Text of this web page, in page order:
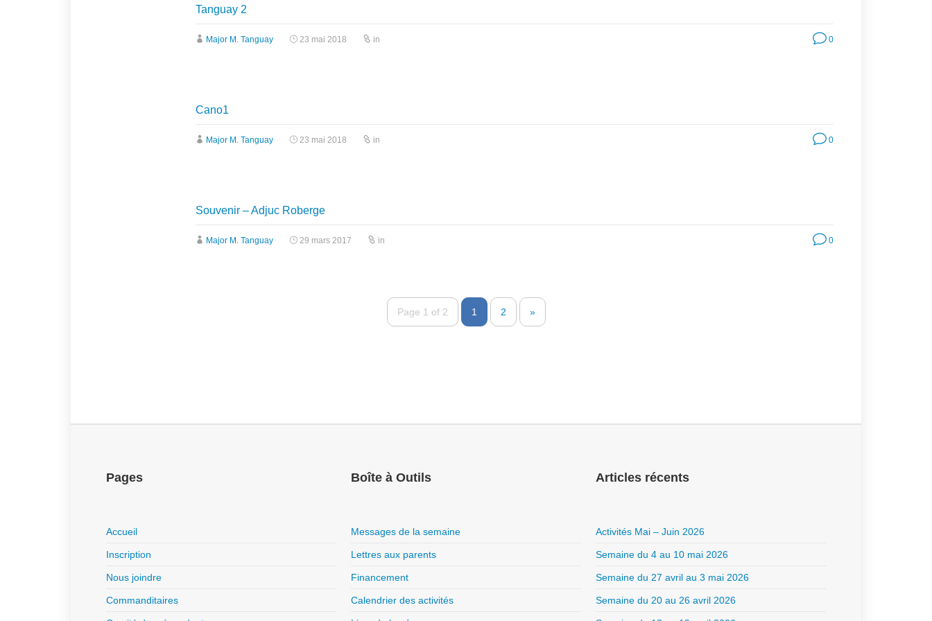
Tanguay 2
Major M. Tanguay 23 mai 2018 in 0
Cano1
Major M. Tanguay 23 mai 2018 in 0
Souvenir – Adjuc Roberge
Major M. Tanguay 29 mars 2017 in 0
Page 1 of 2 1 2 »
Pages
Accueil
Inscription
Nous joindre
Commanditaires
Boîte à Outils
Messages de la semaine
Lettres aux parents
Financement
Calendrier des activités
Articles récents
Activités Mai – Juin 2026
Semaine du 4 au 10 mai 2026
Semaine du 27 avril au 3 mai 2026
Semaine du 20 au 26 avril 2026